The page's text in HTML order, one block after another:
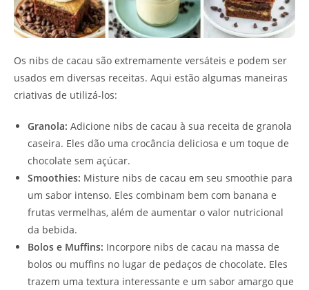
Os nibs de cacau são extremamente versáteis e podem ser
usados em diversas receitas. Aqui estão algumas maneiras
criativas de utilizá-los:
Granola: Adicione nibs de cacau à sua receita de granola
caseira. Eles dão uma crocância deliciosa e um toque de
chocolate sem açúcar.
Smoothies: Misture nibs de cacau em seu smoothie para
um sabor intenso. Eles combinam bem com banana e
frutas vermelhas, além de aumentar o valor nutricional
da bebida.
Bolos e Muffins: Incorpore nibs de cacau na massa de
bolos ou muffins no lugar de pedaços de chocolate. Eles
trazem uma textura interessante e um sabor amargo que